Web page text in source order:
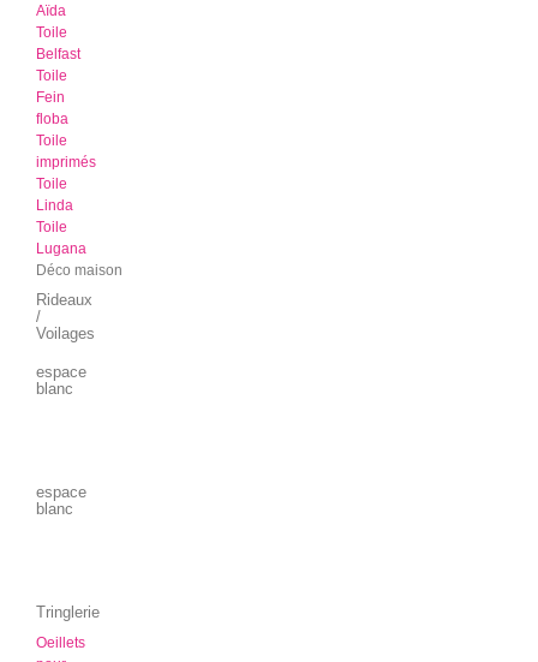
Aïda
Toile
Belfast
Toile
Fein
floba
Toile
imprimés
Toile
Linda
Toile
Lugana
Déco maison
Rideaux
/
Voilages
espace
blanc
espace
blanc
Tringlerie
Oeillets